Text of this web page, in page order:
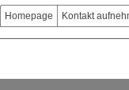
Homepage Kontakt